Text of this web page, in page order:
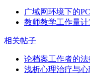
广域网环境下的
教师教学工作量
相关帖子
论档案工作者的
浅析心理治疗与